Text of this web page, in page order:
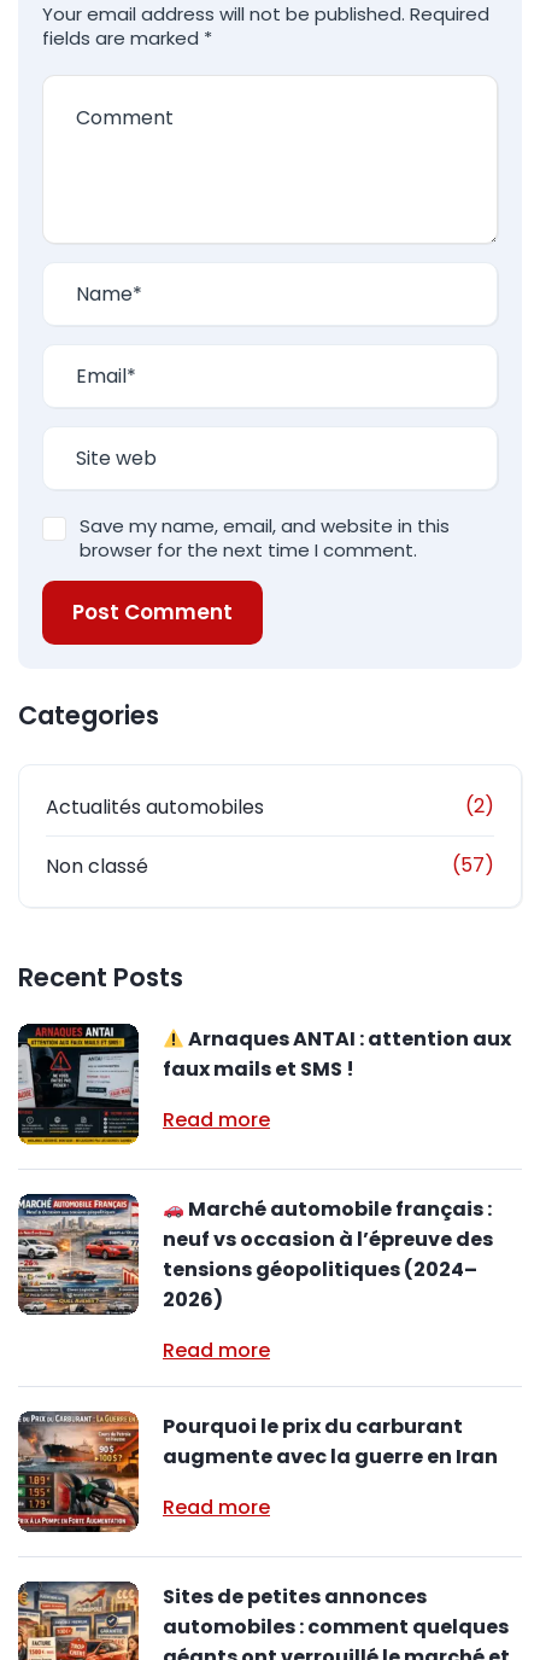
Your email address will not be published. Required
fields are marked *
Save my name, email, and website in this
browser for the next time I comment.
Post Comment
Categories
Actualités automobiles (2)
Non classé (57)
Recent Posts
Arnaques ANTAI : attention aux
faux mails et SMS !
Read more
Marché automobile français :
neuf vs occasion à l’épreuve des
tensions géopolitiques (2024–
2026)
Read more
Pourquoi le prix du carburant
augmente avec la guerre en Iran
Read more
Sites de petites annonces
automobiles : comment quelques